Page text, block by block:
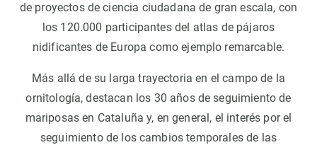
de proyectos de ciencia ciudadana de gran escala, con
los 120.000 participantes del atlas de pájaros
nidificantes de Europa como ejemplo remarcable.
Más allá de su larga trayectoria en el campo de la
ornitología, destacan los 30 años de seguimiento de
mariposas en Cataluña y, en general, el interés por el
seguimiento de los cambios temporales de las